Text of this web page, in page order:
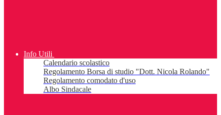
Info Utili
Calendario scolastico
Regolamento Borsa di studio "Dott. Nicola Rolando"
Regolamento comodato d'uso
Albo Sindacale